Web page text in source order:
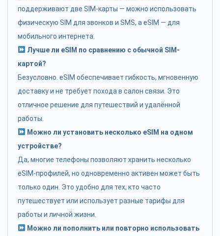
поддерживают две SIM-карты — можно использовать
физическую SIM для звонков и SMS, а eSIM — для
мобильного интернета.
Лучше ли eSIM по сравнению с обычной SIM-
картой?
Безусловно. eSIM обеспечивает гибкость, мгновенную
доставку и не требует похода в салон связи. Это
отличное решение для путешествий и удалённой
работы.
Можно ли установить несколько eSIM на одном
устройстве?
Да, многие телефоны позволяют хранить несколько
eSIM-профилей, но одновременно активен может быть
только один. Это удобно для тех, кто часто
путешествует или использует разные тарифы для
работы и личной жизни.
Можно ли пополнить или повторно использовать